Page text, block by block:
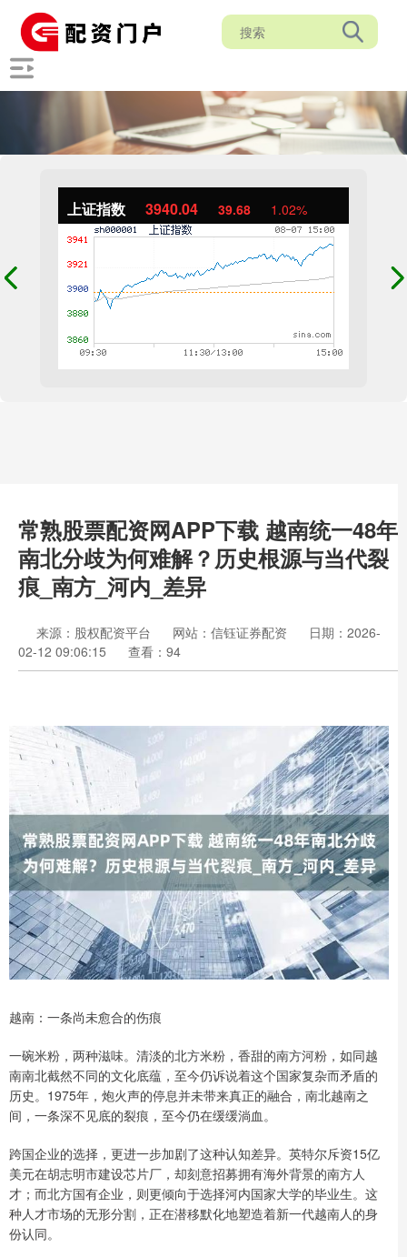
上证指数 3940.04 39.68 1.02%
常熟股票配资网APP下载 越南统一48年
南北分歧为何难解？历史根源与当代裂
痕_南方_河内_差异
来源：股权配资平台 网站：信钰证券配资
日期：2026-
02-12 09:06:15
查看：94
越南：一条尚未愈合的伤痕
一碗米粉，两种滋味。清淡的北方米粉，香甜的南方河粉，如同越
南南北截然不同的文化底蕴，至今仍诉说着这个国家复杂而矛盾的
历史。1975年，炮火声的停息并未带来真正的融合，南北越南之
间，一条深不见底的裂痕，至今仍在缓缓淌血。
跨国企业的选择，更进一步加剧了这种认知差异。英特尔斥资15亿
美元在胡志明市建设芯片厂，却刻意招募拥有海外背景的南方人
才；而北方国有企业，则更倾向于选择河内国家大学的毕业生。这
种人才市场的无形分割，正在潜移默化地塑造着新一代越南人的身
份认同。